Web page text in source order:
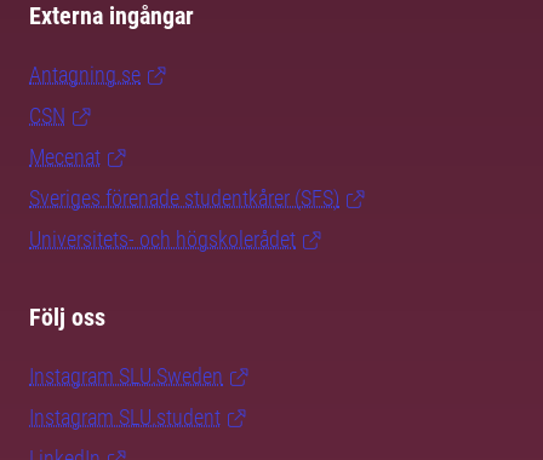
Externa ingångar
Antagning.se
CSN
Mecenat
Sveriges förenade studentkårer (SFS)
Universitets- och högskolerådet
Följ oss
Instagram SLU.Sweden
Instagram SLU.student